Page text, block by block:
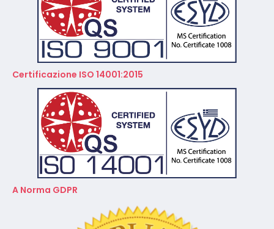
Certificazione ISO 14001:2015
A Norma GDPR